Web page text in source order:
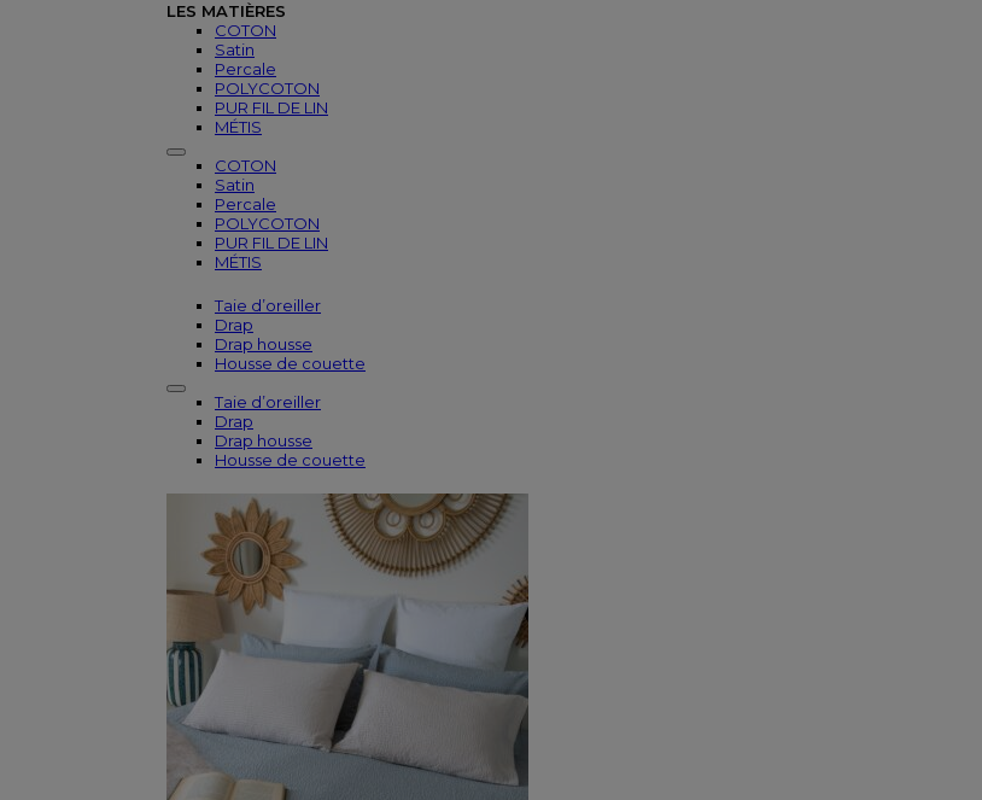
LES MATIÈRES
COTON
Satin
Percale
POLYCOTON
PUR FIL DE LIN
MÉTIS
COTON
Satin
Percale
POLYCOTON
PUR FIL DE LIN
MÉTIS
Taie d’oreiller
Drap
Drap housse
Housse de couette
Taie d’oreiller
Drap
Drap housse
Housse de couette